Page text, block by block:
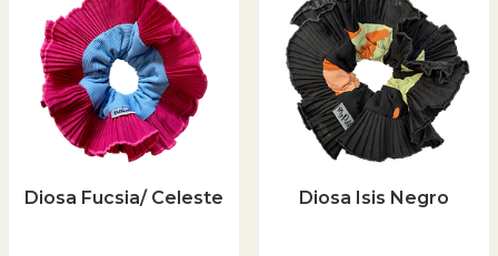
Diosa Fucsia/ Celeste Diosa Isis Negro